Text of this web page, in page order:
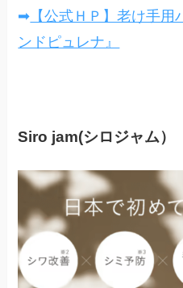
➡ 【公式ＨＰ】老け手
ンドピュレナ』
Siro jam(シロジャム）